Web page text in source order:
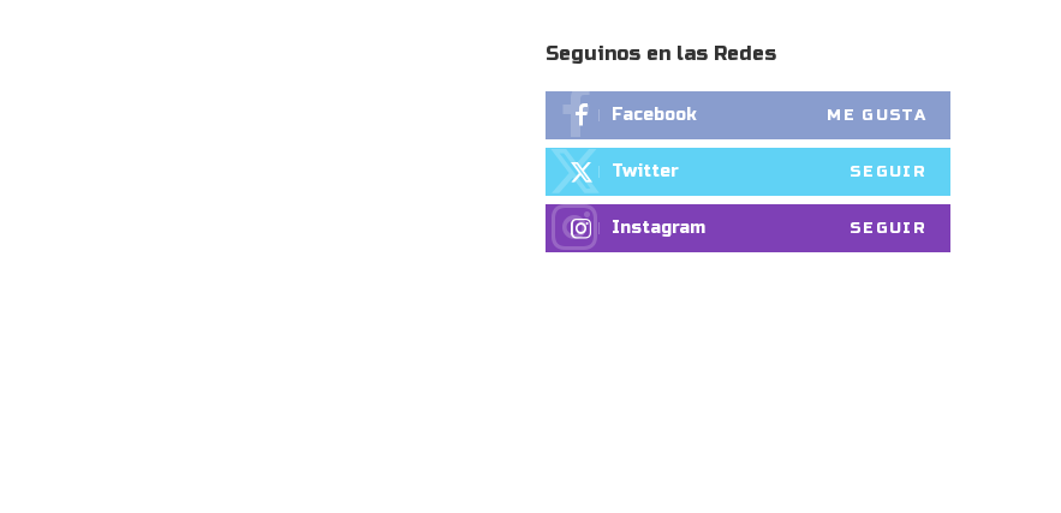
Seguinos en las Redes
Facebook ME GUSTA
Twitter SEGUIR
Instagram SEGUIR